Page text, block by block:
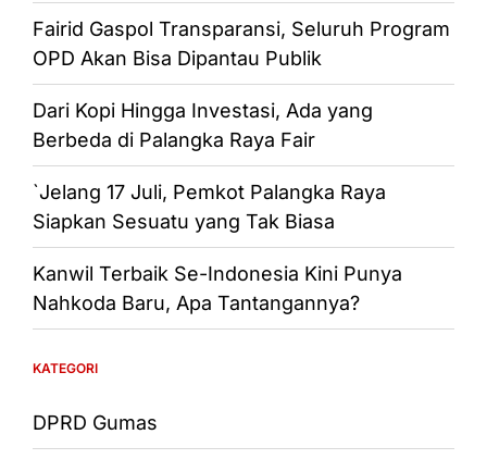
Fairid Gaspol Transparansi, Seluruh Program
OPD Akan Bisa Dipantau Publik
Dari Kopi Hingga Investasi, Ada yang
Berbeda di Palangka Raya Fair
`Jelang 17 Juli, Pemkot Palangka Raya
Siapkan Sesuatu yang Tak Biasa
Kanwil Terbaik Se-Indonesia Kini Punya
Nahkoda Baru, Apa Tantangannya?
KATEGORI
DPRD Gumas